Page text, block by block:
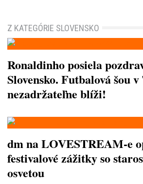
Z KATEGÓRIE SLOVENSKO
Ronaldinho posiela
Slovensko. Futbalová šou
nezadržateľne blíži!
dm na LOVESTREAM-e
festivalové zážitky so
osvetou